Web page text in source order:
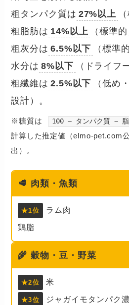
粗タンパク質は 27%以上
粗脂肪は 14%以上
（標準的
粗灰分は 6.5%以下
（標準
水分は 8%以下
（ドライフ
粗繊維は 2.5%以下
（低め
設計）。
※糖質は 100 − タンパク質 −
計算した推定値（elmo-pet.com
出）。
🥩 肉類・魚類
★1位
ラム肉
鶏脂
🌾 穀物・豆・野菜
★2位 米
★3位
ジャガイモタンパク